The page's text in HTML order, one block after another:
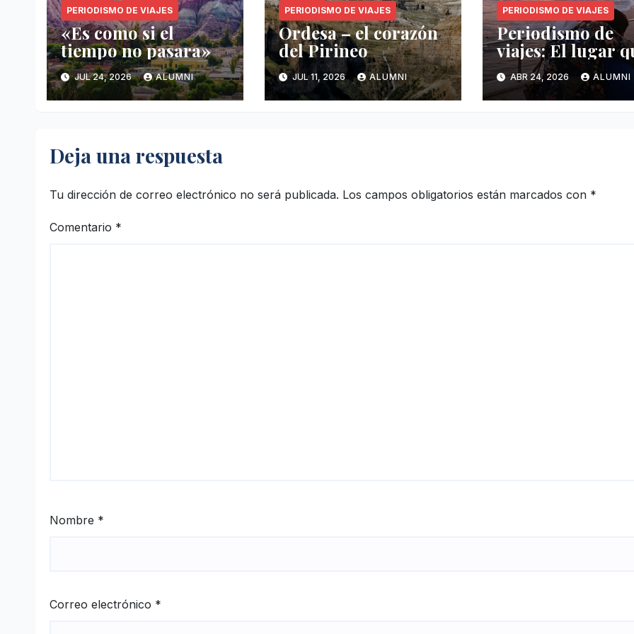
PERIODISMO DE VIAJES
«Es como si el
tiempo no pasara»
JUL 24, 2026 ALUMNI
PERIODISMO DE VIAJES
Ordesa – el corazón
del Pirineo
JUL 11, 2026 ALUMNI
PERIODISMO DE VIAJES
Periodismo de
viajes: El lugar
me hizo suyo
ABR 24, 2026 ALUMNI
Deja una respuesta
Tu dirección de correo electrónico no será publicada. Los campos obligatorios están marcados con *
Comentario *
Nombre *
Correo electrónico *